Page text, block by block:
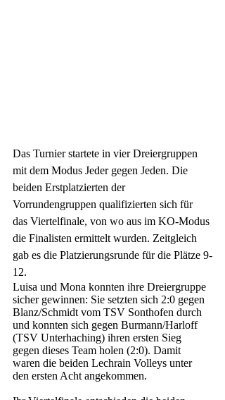
Das Turnier startete in vier Dreiergruppen
mit dem Modus Jeder gegen Jeden. Die
beiden Erstplatzierten der
Vorrundengruppen qualifizierten sich für
das Viertelfinale, von wo aus im KO-Modus
die Finalisten ermittelt wurden. Zeitgleich
gab es die Platzierungsrunde für die Plätze 9-
12.
Luisa und Mona konnten ihre Dreiergruppe
sicher gewinnen: Sie setzten sich 2:0 gegen
Blanz/Schmidt vom TSV Sonthofen durch
und konnten sich gegen Burmann/Harloff
(TSV Unterhaching) ihren ersten Sieg
gegen dieses Team holen (2:0). Damit
waren die beiden Lechrain Volleys unter
den ersten Acht angekommen.